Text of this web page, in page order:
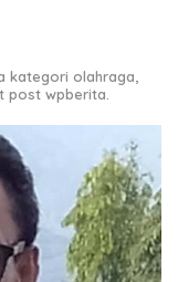
kategori olahraga,
post wpberita.